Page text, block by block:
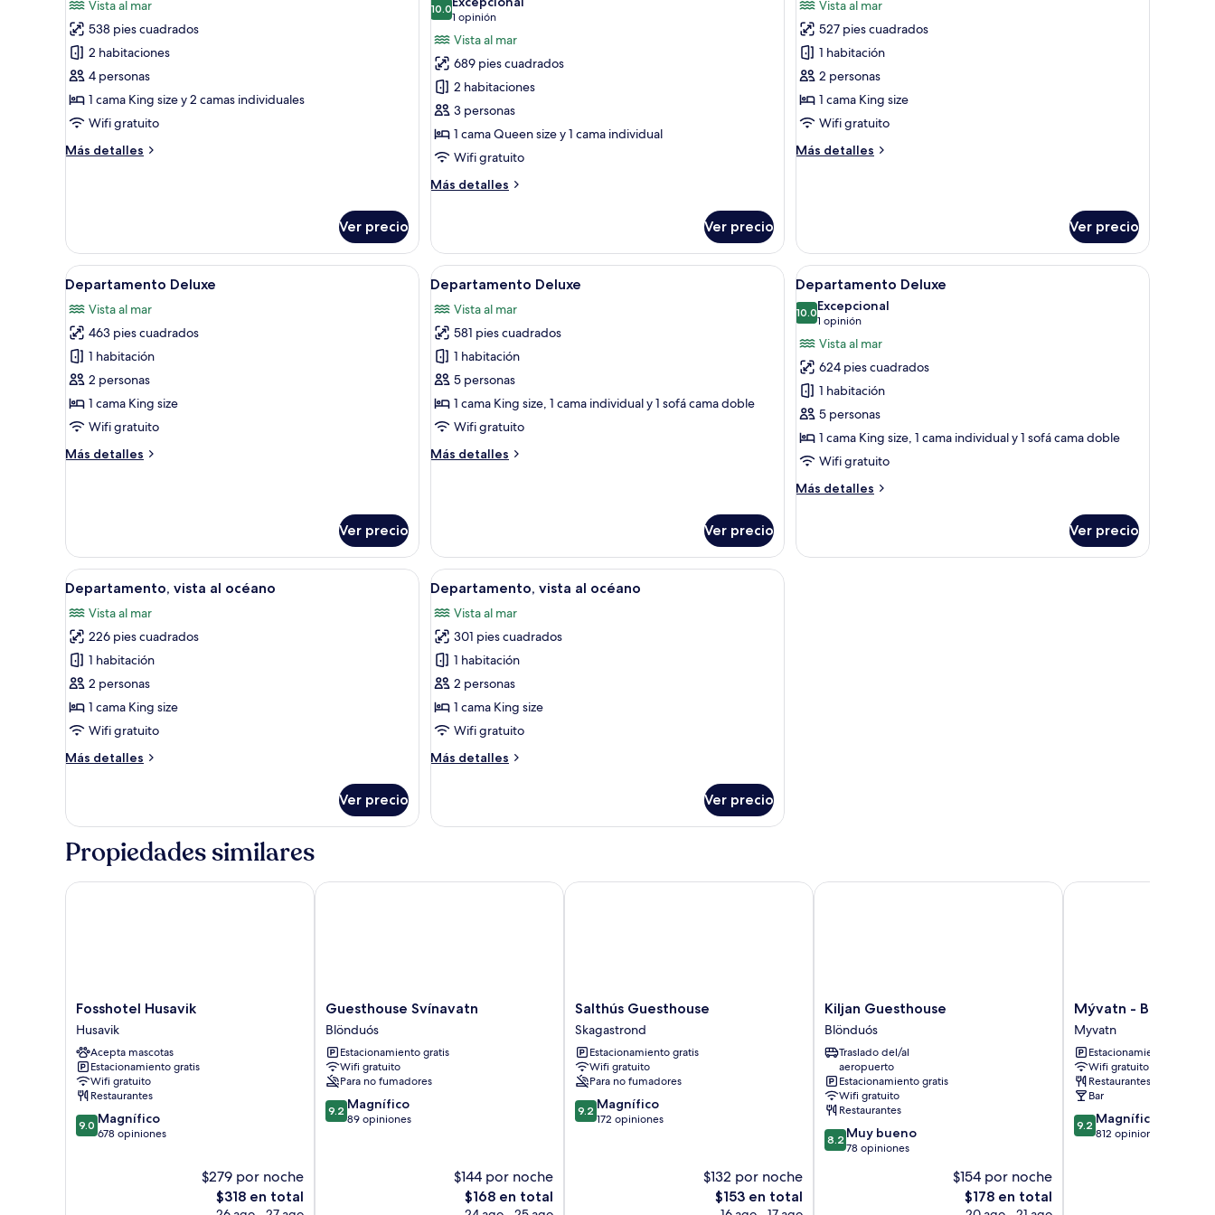
las
fotos
de
Departamento
exclusivo
Vista al mar
538 pies cuadrados
2 habitaciones
4 personas
1 cama King size y 2 camas individuales
Wifi gratuito
Más detalles
Más
Ver precio
las
fotos
de
Departamento
Deluxe
10.010.0 de 10
1 opinión
(1
opinión)
Vista al mar
689 pies cuadrados
2 habitaciones
3 personas
1 cama Queen size y 1 cama individual
Wifi gratuito
Más detalles
Más
Deluxe
Ver precio
las
fotos
de
Departamento
Deluxe
Vista al mar
527 pies cuadrados
1 habitación
2 personas
1 cama King size
Wifi gratuito
Más detalles
Más
Ver precio
Abrir
todas
las
fotos
de
Departamento
Deluxe
Una sala de estar acogedora con una mesa de comedor de madera, sillas, un sofá y una mesa de centro. Hay una ventana con cortinas, un radiador y una araña.
9
Departamento Deluxe
Vista al mar
463 pies cuadrados
1 habitación
2 personas
1 cama King size
Wifi gratuito
Más detalles
Más
Ver precio
Abrir
todas
las
fotos
de
Departamento
Deluxe
Un dormitorio con techo inclinado, una cama con manta estampada, dos lámparas de noche y un radiador.
15
Departamento Deluxe
Vista al mar
581 pies cuadrados
1 habitación
5 personas
1 cama King size, 1 cama individual y 1 sofá cama doble
Wifi gratuito
Más detalles
Más
Ver precio
Abrir
todas
las
fotos
de
Departamento
Deluxe
Un dormitorio con techo inclinado, cama,
13
Departamento Deluxe
10.010.0 de 10
Excepcional
1 opinión
(1
opinión)
Vista al mar
624 pies cuadrados
1 habitación
5 personas
1 cama King size, 1 cama individual y 1 sofá cama doble
Wifi gratuito
Más detalles
Más
Deluxe
Ver precio
Abrir
todas
las
fotos
de
Departamento,
vista
al
océano
Habitación de hotel con cama, una silla, mesita de noche y vistas al exterior.
4
Departamento, vista al océano
Vista al mar
226 pies cuadrados
1 habitación
2 personas
1 cama King size
Wifi gratuito
Más detalles
Más
vista
océano
Ver precio
Abrir
todas
las
fotos
de
Departamento,
vista
al
océano
Un dormitorio ordenado con cama, mesitas de noche, una silla y una ventana con cortinas.
10
Departamento, vista al océano
Vista al mar
301 pies cuadrados
1 habitación
2 personas
1 cama King size
Wifi gratuito
Más detalles
Más
vista
Ver precio
Propiedades similares
Fosshotel
Husavik
Husavik
Fosshotel Husavik
Husavik
Acepta mascotas
Estacionamiento gratis
Wifi gratuito
Restaurantes
9.0
de
9.0 Magnífico
678 opiniones
$279 por noche
El
precio
$318 en total
Fosshotel Husavik
Guesthouse
Svínavatn
Blönduós
Guesthouse Svínavatn
Blönduós
Estacionamiento gratis
Wifi gratuito
Para no fumadores
9.2
de
9.2 Magnífico
89 opiniones
$144 por noche
El
precio
$168 en total
Guesthouse Svínavatn
Salthús
Guesthouse
Skagastrond
Salthús Guesthouse
Skagastrond
Estacionamiento gratis
Wifi gratuito
Para no fumadores
9.2
de
9.2 Magnífico
172 opiniones
$132 por noche
El
precio
$153 en total
Salthús Guesthouse
Kiljan
Guesthouse
Blönduós
Kiljan Guesthouse
Blönduós
Traslado del/al
aeropuerto
Estacionamiento gratis
Wifi gratuito
Restaurantes
8.2
de
8.2 Muy bueno
78 opiniones
$154 por noche
El
precio
$178 en total
Kiljan Guesthouse
Mývatn
-
Berjaya
Iceland
Hotels
Myvatn
Mývatn - Berjaya
Myvatn
Estacionamiento gratis
Wifi gratuito
Restaurantes
Bar
9.2
de
9.2 Magnífico
812 opiniones
Mývatn - Berjaya